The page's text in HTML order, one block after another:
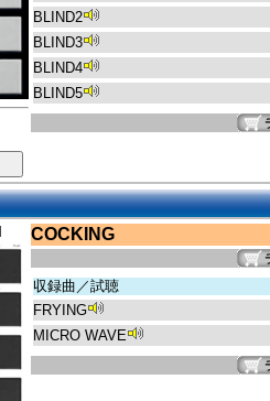
BLIND2
BLIND3
BLIND4
BLIND5
COCKING
収録曲／試聴
FRYING
MICRO WAVE